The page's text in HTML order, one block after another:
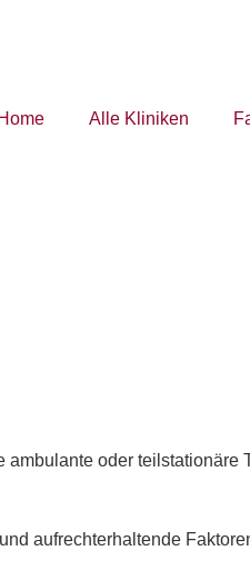
Home Alle Kliniken
oder
aufrechterhaltende